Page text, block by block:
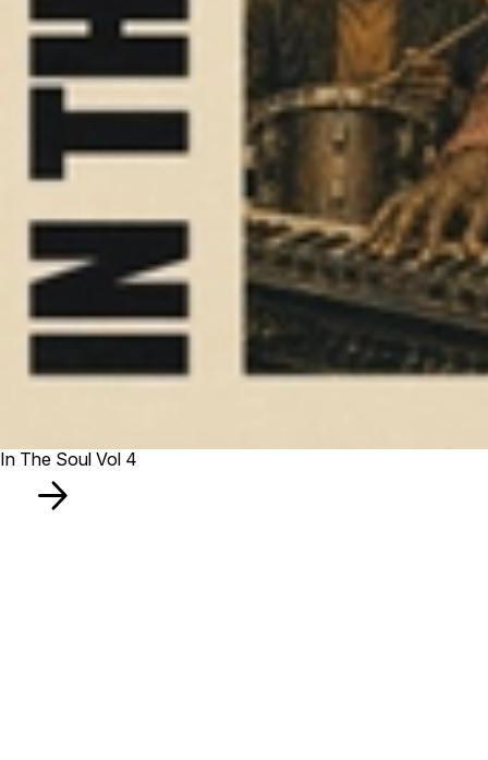
In The Soul Vol 4